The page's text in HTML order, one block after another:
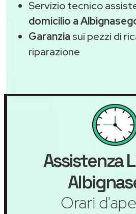
Servizio tecnico
domicilio a
Garanzia sui pezzi di
riparazione
Assistenza
Orari